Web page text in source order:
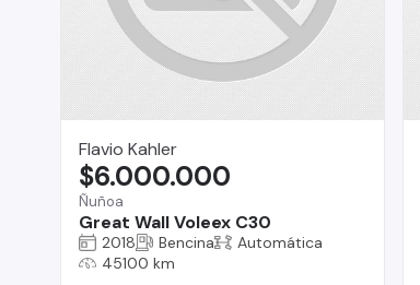
Flavio Kahler
Ñuñoa
Great Wall Voleex C30
$6.000.000
2018 Bencina
Automática
45100 km